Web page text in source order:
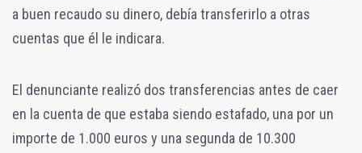
a buen recaudo su dinero, debía transferirlo a otras
cuentas que él le indicara.
El denunciante realizó dos transferencias antes de caer
en la cuenta de que estaba siendo estafado, una por un
importe de 1.000 euros y una segunda de 10.300